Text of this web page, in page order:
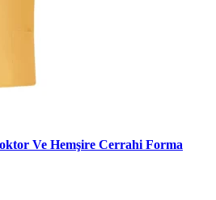
Ve Hemşire Cerrahi Forma